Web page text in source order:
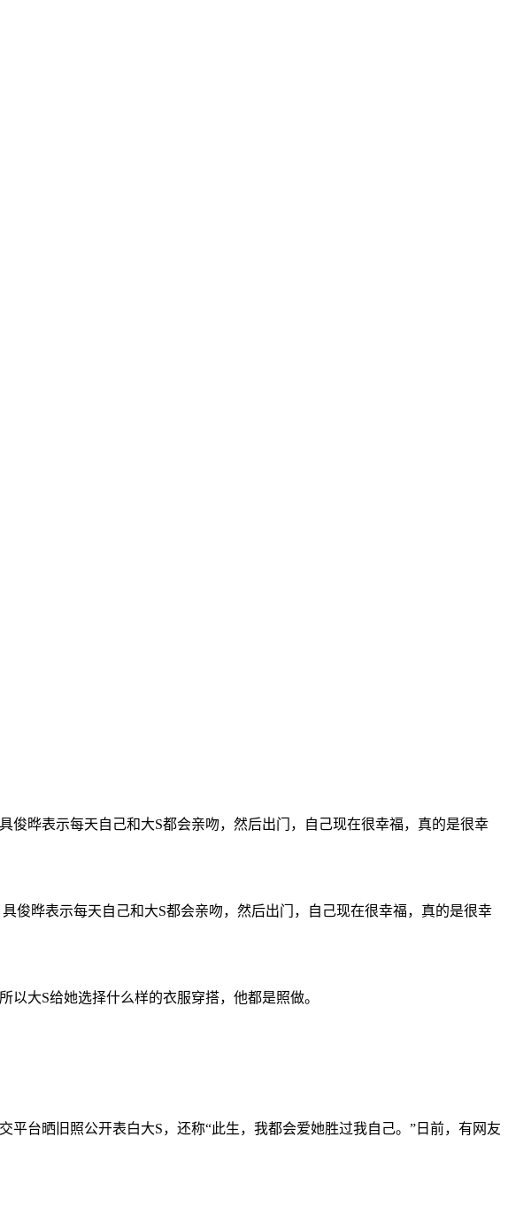
晔表示每天自己和大S都会亲吻，然后出门，自己现在很幸福，真的是很幸
俊晔表示每天自己和大S都会亲吻，然后出门，自己现在很幸福，真的是很幸
大S给她选择什么样的衣服穿搭，他都是照做。
台晒旧照公开表白大S，还称“此生，我都会爱她胜过我自己。”日前，有网友